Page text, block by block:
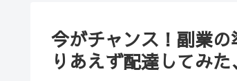
今がチャンス！副業
りあえず配達してみ